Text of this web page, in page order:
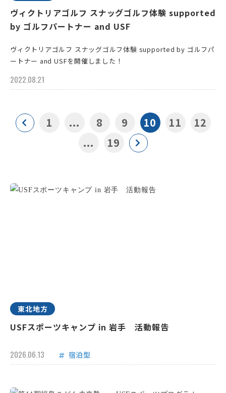
ヴィクトリアゴルフ スナッグゴルフ体験 supported
by ゴルフパートナー and USF
ヴィクトリアゴルフ スナッグゴルフ体験 supported by ゴルフパ
ートナー and USFを開催しました！
2022.08.21
1 ... 8 9 10 11
12
...
19
東北地方
USFスポーツキャンプ in 岩手 活動報告
2026.06.13 宿泊型